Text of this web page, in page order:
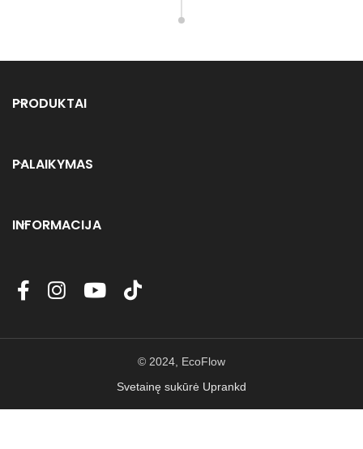
PRODUKTAI
PALAIKYMAS
INFORMACIJA
© 2024, EcoFlow
Svetainę sukūrė Uprankd